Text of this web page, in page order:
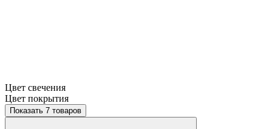
Цвет свечения
Цвет покрытия
Показать 7 товаров